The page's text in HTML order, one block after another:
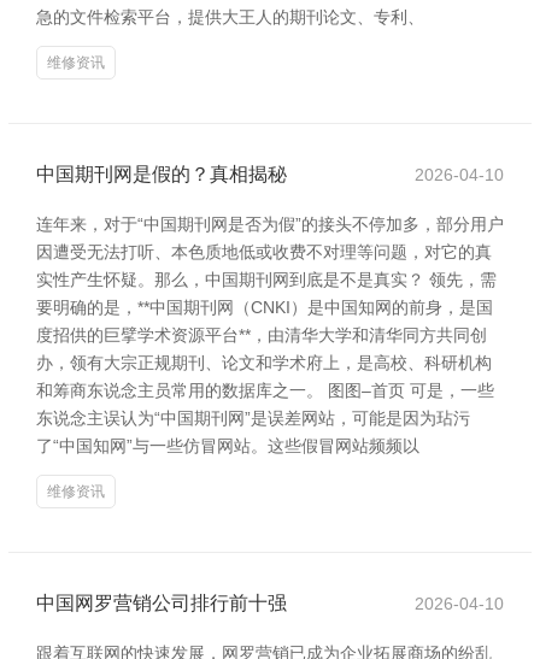
急的文件检索平台，提供大王人的期刊论文、专利、
维修资讯
中国期刊网是假的？真相揭秘 2026-04-10
连年来，对于“中国期刊网是否为假”的接头不停加多，部分用户
因遭受无法打听、本色质地低或收费不对理等问题，对它的真
实性产生怀疑。那么，中国期刊网到底是不是真实？ 领先，需
要明确的是，**中国期刊网（CNKI）是中国知网的前身，是国
度招供的巨擘学术资源平台**，由清华大学和清华同方共同创
办，领有大宗正规期刊、论文和学术府上，是高校、科研机构
和筹商东说念主员常用的数据库之一。 图图–首页 可是，一些
东说念主误认为“中国期刊网”是误差网站，可能是因为玷污
了“中国知网”与一些仿冒网站。这些假冒网站频频以
维修资讯
中国网罗营销公司排行前十强 2026-04-10
跟着互联网的快速发展，网罗营销已成为企业拓展商场的纷乱